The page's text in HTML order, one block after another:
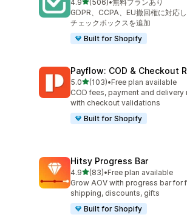
4.9 (506)
合計レビュー数：506件
•無料プランあり
GDPR、CCPA、EU撤回権に対応
チェックボックスを追加
Built for Shopify
Payflow: COD & Checkout
5.05つ星中
(103)
合計レビュー数：103件
•Free plan available
COD fees, payment and delivery
with checkout validations
Built for Shopify
Hitsy Progress Bar
4.95つ星中
(83)
合計レビュー数：83件
•Free plan available
Grow AOV with progress bar for
shipping, discounts, gifts
Built for Shopify